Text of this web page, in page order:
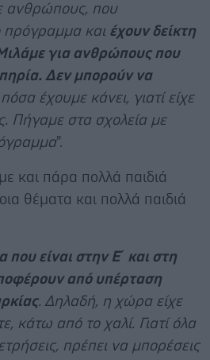
ανθρώπους, που
και έχουν δείκτη
για ανθρώπους που
Δεν μπορούν να
έχουμε κάνει, γιατί είχε
Πήγαμε στα σχολεία με
".
και πάρα πολλά παιδιά
θέματα και πολλά παιδιά
που είναι στην Ε΄ και στη
από υπέρταση
. Δηλαδή, η χώρα είχε
κάτω από το χαλί. Γιατί όλα
πρέπει να μπορέσεις